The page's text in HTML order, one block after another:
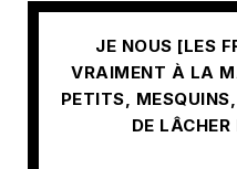
JE NOUS [LES
VRAIMENT À LA
PETITS,
DE